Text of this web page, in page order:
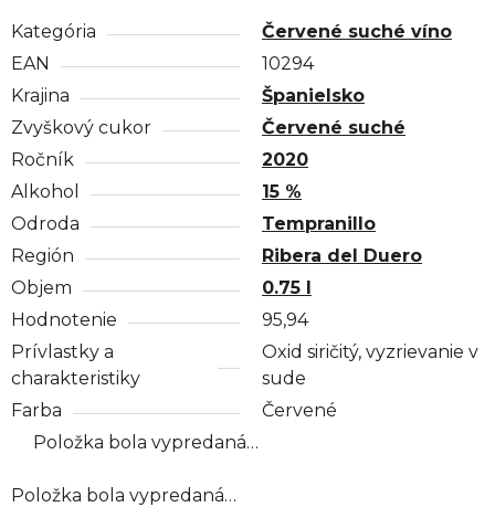
Kategória
Červené suché víno
EAN
10294
Krajina
Španielsko
Zvyškový cukor
Červené suché
Ročník
2020
Alkohol
15 %
Odroda
Tempranillo
Región
Ribera del Duero
Objem
0.75 l
Hodnotenie
95,94
Prívlastky a
charakteristiky
Oxid siričitý, vyzrievanie v
sude
Farba
Červené
Položka bola vypredaná…
Položka bola vypredaná…